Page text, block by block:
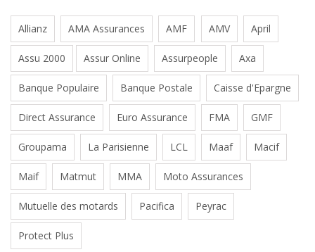
Allianz AMA Assurances AMF AMV April
Assu 2000 Assur Online Assurpeople Axa
Banque Populaire Banque Postale Caisse d'Epargne
Direct Assurance Euro Assurance FMA GMF
Groupama La Parisienne LCL Maaf Macif
Maif Matmut MMA Moto Assurances
Mutuelle des motards Pacifica Peyrac
Protect Plus